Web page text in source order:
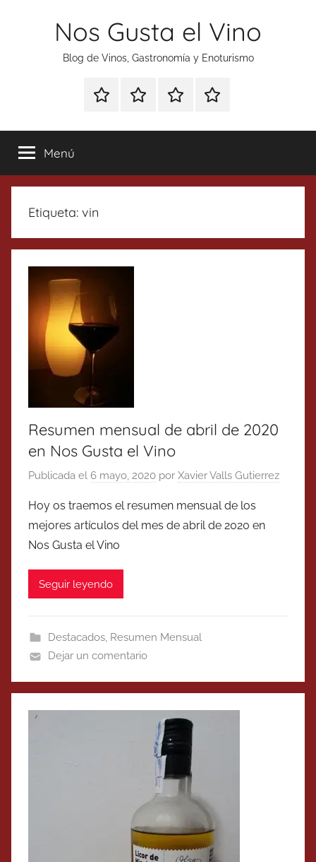
Nos Gusta el Vino
Blog de Vinos, Gastronomía y Enoturismo
Especial
Tonics
Enoturismo
Gastronomía
RankingContacto
Menú
Etiqueta: vin
Resumen mensual de abril de 2020
en Nos Gusta el Vino
Publicada el 6 mayo, 2020 por Xavier Valls Gutierrez
Hoy os traemos el resumen mensual de los
mejores artículos del mes de abril de 2020 en
Nos Gusta el Vino
Seguir leyendo
Destacados, Resumen Mensual
Dejar un comentario